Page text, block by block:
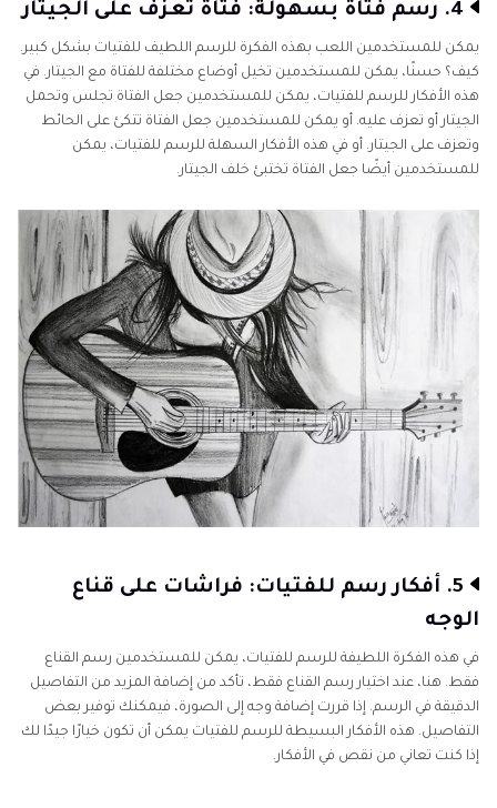
4. رسم فتاة بسهولة: فتاة تعزف على الجيتار
يمكن للمستخدمين اللعب بهذه الفكرة للرسم اللطيف للفتيات بشكل كبير.
كيف؟ حسنًا، يمكن للمستخدمين تخيل أوضاع مختلفة للفتاة مع الجيتار. في
هذه الأفكار للرسم للفتيات، يمكن للمستخدمين جعل الفتاة تجلس وتحمل
الجيتار أو تعزف عليه. أو يمكن للمستخدمين جعل الفتاة تتكئ على الحائط
وتعزف على الجيتار. أو في هذه الأفكار السهلة للرسم للفتيات، يمكن
للمستخدمين أيضًا جعل الفتاة تختبئ خلف الجيتار.
5. أفكار رسم للفتيات: فراشات على قناع
الوجه
في هذه الفكرة اللطيفة للرسم للفتيات، يمكن للمستخدمين رسم القناع
فقط. هنا، عند اختيار رسم القناع فقط، تأكد من إضافة المزيد من التفاصيل
الدقيقة في الرسم. إذا قررت إضافة وجه إلى الصورة، فيمكنك توفير بعض
التفاصيل. هذه الأفكار البسيطة للرسم للفتيات يمكن أن تكون خيارًا جيدًا لك
إذا كنت تعاني من نقص في الأفكار.